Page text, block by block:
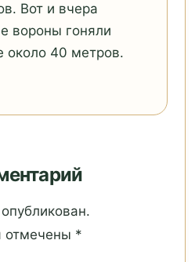
Вот и вчера
вороны гоняли
около 40 метров.
отмечены *